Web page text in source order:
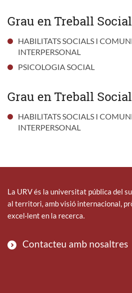
Grau en Treball
HABILITATS SOCIALS I
INTERPERSONAL
PSICOLOGIA SOCIAL
Grau en Treball
HABILITATS SOCIALS I
INTERPERSONAL
La URV és la universitat pública del
al territori, amb visió internacional,
excel·lent en la recerca.
Contacteu amb nosaltres